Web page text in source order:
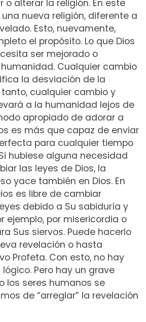
o alterar la religión. En este
nueva religión, diferente a
Esto, nuevamente,
el propósito. Lo que Dios
ser mejorado o
Cualquier cambio
la desviación de la
tanto, cualquier cambio y
a la humanidad lejos de
apropiado de adorar a
es más que capaz de enviar
para cualquier tiempo
hubiese alguna necesidad
las leyes de Dios, la
yace también en Dios. En
es libre de cambiar
debido a Su sabiduría y
ejemplo, por misericordia o
Sus siervos. Puede hacerlo
revelación o hasta
Profeta. Con esto, no hay
Pero hay un grave
los seres humanos se
de “arreglar” la revelación